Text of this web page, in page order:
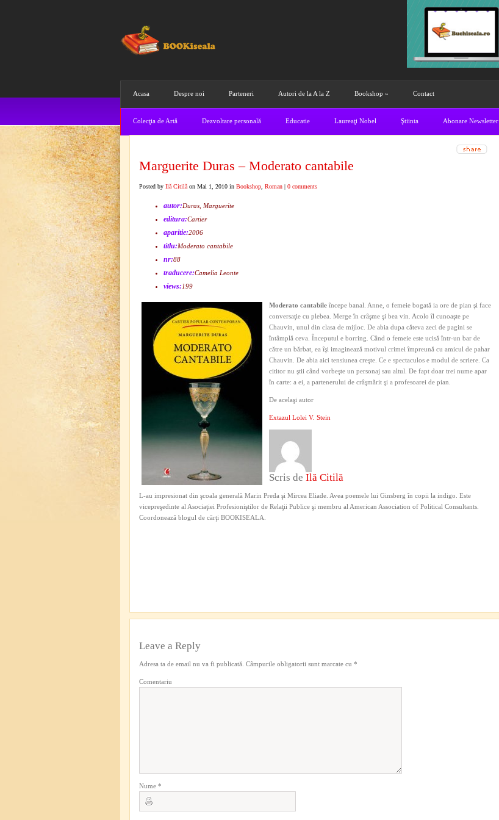
Acasa Despre noi Parteneri Autori de la A la Z Bookshop » Contact
Colecţia de Artă Dezvoltare personală Educatie Laureaţi Nobel Ştiinta Abonare Newsletter
Marguerite Duras – Moderato cantabile
Posted by Ilă Citilă on Mai 1, 2010 in Bookshop Roman | 0 comments
autor:Duras, Marguerite
editura:Cartier
aparitie:2006
titlu:Moderato cantabile
nr:88
traducere:Camelia Leonte
views:199
Moderato cantabile începe banal. Anne, o femeie bogată ia ore de pian şi face
conversaţie cu plebea. Merge în crâşme şi bea vin. Acolo îl cunoaşte pe
Chauvin, unul din clasa de mijloc. De abia dupa căteva zeci de pagini se
întâmplă ceva. Începutul e borring. Când o femeie este ucisă într-un bar de
către un bărbat, ea îşi imaginează motivul crimei împreună cu amicul de pahar
Chauvin. De abia aici tensiunea creşte. Ce e spectaculos e modul de scriere. Ca
cititor nu ştii când vorbeşte un personaj sau altul. De fapt doar trei nume apar
în carte: a ei, a partenerului de crâşmărit şi a profesoarei de pian.
De acelaşi autor
Extazul Lolei V. Stein
Scris de Ilă Citilă
L-au impresionat din şcoala generală Marin Preda şi Mircea Eliade. Avea poemele lui Ginsberg în copii la indigo. Este
vicepreşedinte al Asociaţiei Profesioniştilor de Relaţii Publice şi membru al American Association of Political Consultants.
Coordonează blogul de cărţi BOOKISEALA.
Leave a Reply
Adresa ta de email nu va fi publicată. Câmpurile obligatorii sunt marcate cu *
Comentariu
Nume *